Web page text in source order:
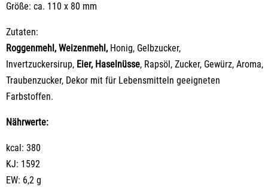
Größe: ca. 110 x 80 mm
Zutaten:
Roggenmehl, Weizenmehl, Honig, Gelbzucker,
Invertzuckersirup, Eier, Haselnüsse, Rapsöl, Zucker, Gewürz, Aroma,
Traubenzucker, Dekor mit für Lebensmitteln geeigneten
Farbstoffen.
Nährwerte:
kcal: 380
KJ: 1592
EW: 6,2 g